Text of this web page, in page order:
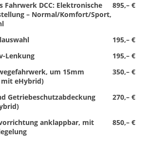
895,– €
Fahrwerk DCC: Elektronische
– Normal/Komfort/Sport,
195,– €
195,– €
Lenkung
350,– €
um 15mm
eHybrid)
270,– €
Getriebeschutzabdeckung
850,– €
anklappbar, mit